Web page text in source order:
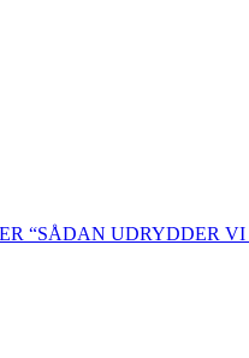
“SÅDAN UDRYDDER